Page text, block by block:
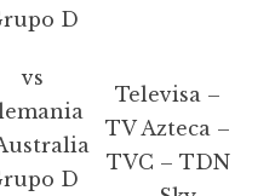
D
vs
D
Televisa –
TV Azteca –
TVC – TDN